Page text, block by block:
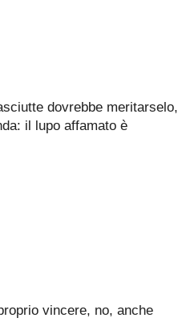
dovrebbe meritarselo,
il lupo affamato è
vincere, no, anche